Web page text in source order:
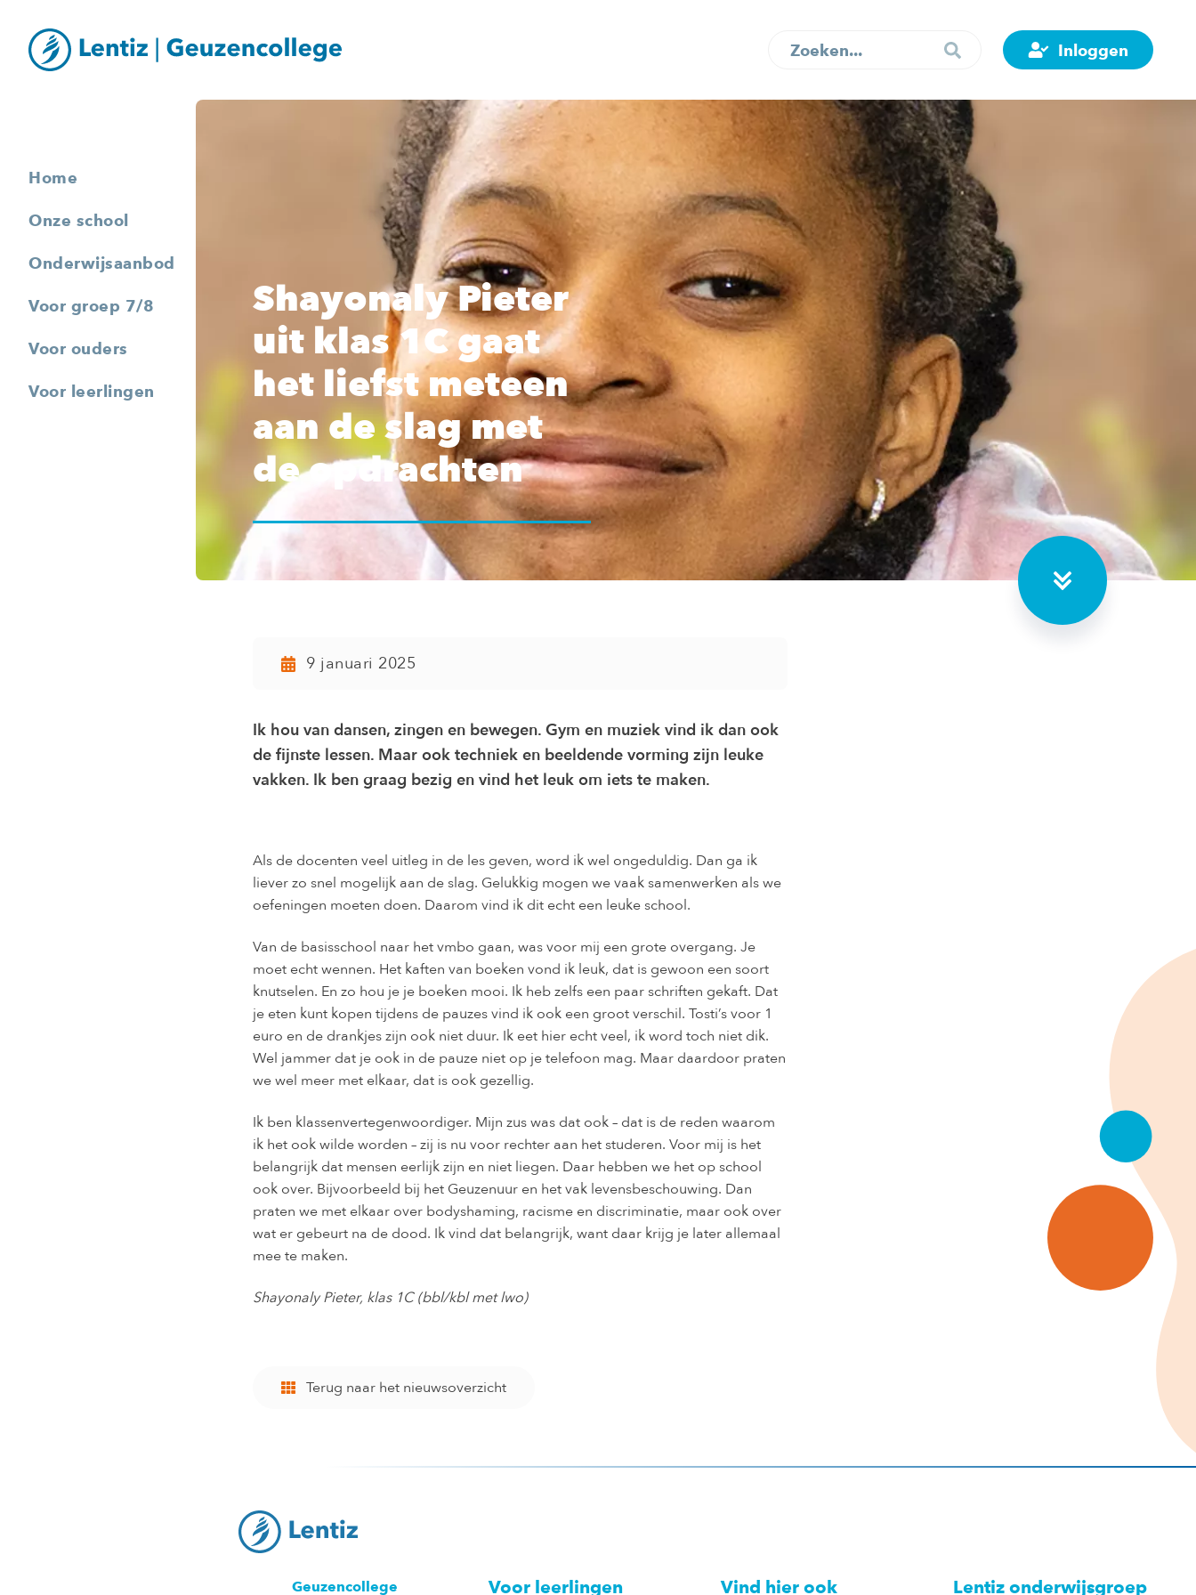
Inloggen
Home
Onze school
Onderwijsaanbod
Voor groep 7/8
Voor ouders
Voor leerlingen
Shayonaly Pieter
uit klas 1C gaat
het liefst meteen
aan de slag met
de opdrachten
9 januari 2025
Ik hou van dansen, zingen en bewegen. Gym en muziek vind ik dan ook
de fijnste lessen. Maar ook techniek en beeldende vorming zijn leuke
vakken. Ik ben graag bezig en vind het leuk om iets te maken.
Als de docenten veel uitleg in de les geven, word ik wel ongeduldig. Dan ga ik
liever zo snel mogelijk aan de slag. Gelukkig mogen we vaak samenwerken als we
oefeningen moeten doen. Daarom vind ik dit echt een leuke school.
Van de basisschool naar het vmbo gaan, was voor mij een grote overgang. Je
moet echt wennen. Het kaften van boeken vond ik leuk, dat is gewoon een soort
knutselen. En zo hou je je boeken mooi. Ik heb zelfs een paar schriften gekaft. Dat
je eten kunt kopen tijdens de pauzes vind ik ook een groot verschil. Tosti’s voor 1
euro en de drankjes zijn ook niet duur. Ik eet hier echt veel, ik word toch niet dik.
Wel jammer dat je ook in de pauze niet op je telefoon mag. Maar daardoor praten
we wel meer met elkaar, dat is ook gezellig.
Ik ben klassenvertegenwoordiger. Mijn zus was dat ook – dat is de reden waarom
ik het ook wilde worden – zij is nu voor rechter aan het studeren. Voor mij is het
belangrijk dat mensen eerlijk zijn en niet liegen. Daar hebben we het op school
ook over. Bijvoorbeeld bij het Geuzenuur en het vak levensbeschouwing. Dan
praten we met elkaar over bodyshaming, racisme en discriminatie, maar ook over
wat er gebeurt na de dood. Ik vind dat belangrijk, want daar krijg je later allemaal
mee te maken.
Shayonaly Pieter, klas 1C (bbl/kbl met lwo)
Terug naar het nieuwsoverzicht
Geuzencollege Voor leerlingen Vind hier ook Lentiz onderwijsgroep